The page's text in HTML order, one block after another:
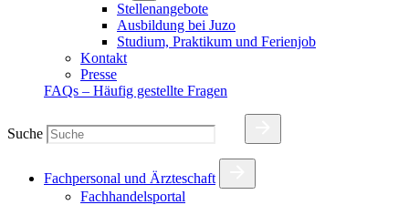
Stellenangebote
Ausbildung bei Juzo
Studium, Praktikum und Ferienjob
Kontakt
Presse
FAQs – Häufig gestellte Fragen
Suche
Fachpersonal und Ärzteschaft
Fachhandelsportal